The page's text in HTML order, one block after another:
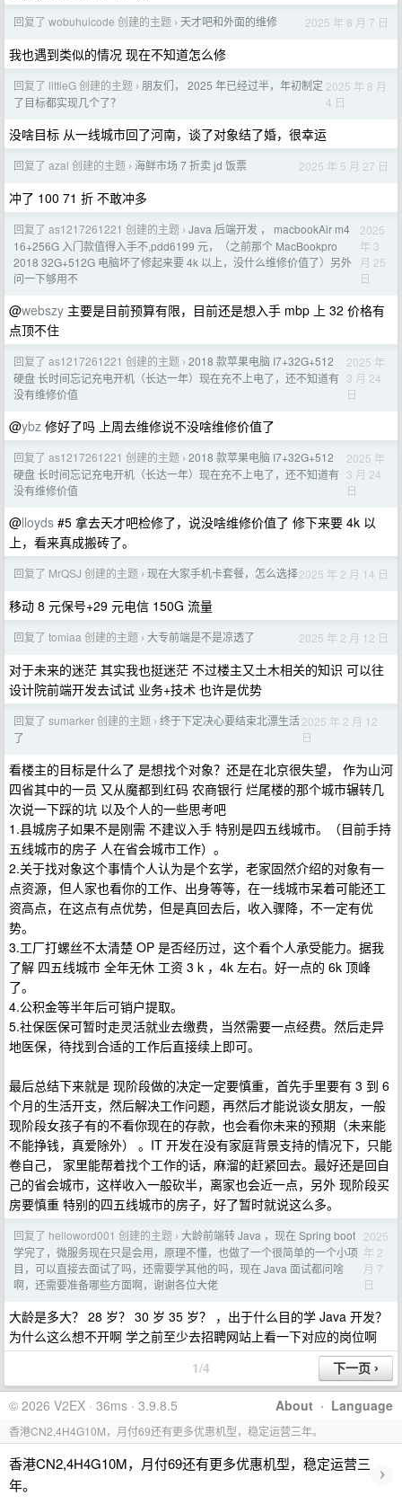
回复了 wobuhuicode 创建的主题 › 天才吧和外面的维修 2025 年 8 月 7 日
我也遇到类似的情况 现在不知道怎么修
回复了 littleG 创建的主题 › 朋友们， 2025 年已经过半，年初制定
了目标都实现几个了？
2025 年 8 月
4 日
没啥目标 从一线城市回了河南，谈了对象结了婚，很幸运
回复了 azal 创建的主题 › 海鲜市场 7 折卖 jd 饭票 2025 年 5 月 27 日
冲了 100 71 折 不敢冲多
回复了 as1217261221 创建的主题 › Java 后端开发 ， macbookAir m4
16+256G 入门款值得入手不,pdd6199 元，（之前那个 MacBookpro
2018 32G+512G 电脑坏了修起来要 4k 以上，没什么维修价值了）另外
问一下够用不
2025
年 3
月 25
日
@webszy 主要是目前预算有限，目前还是想入手 mbp 上 32 价格有
点顶不住
回复了 as1217261221 创建的主题 › 2018 款苹果电脑 I7+32G+512
硬盘 长时间忘记充电开机（长达一年）现在充不上电了，还不知道有
没有维修价值
2025 年
3 月 24
日
@ybz 修好了吗 上周去维修说不没啥维修价值了
回复了 as1217261221 创建的主题 › 2018 款苹果电脑 I7+32G+512
硬盘 长时间忘记充电开机（长达一年）现在充不上电了，还不知道有
没有维修价值
2025 年
3 月 24
日
@lloyds #5 拿去天才吧检修了，说没啥维修价值了 修下来要 4k 以
上，看来真成搬砖了。
回复了 MrQSJ 创建的主题 › 现在大家手机卡套餐，怎么选择2025 年 2 月 14 日
移动 8 元保号+29 元电信 150G 流量
回复了 tomiaa 创建的主题 › 大专前端是不是凉透了 2025 年 2 月 12 日
对于未来的迷茫 其实我也挺迷茫 不过楼主又土木相关的知识 可以往
设计院前端开发去试试 业务+技术 也许是优势
回复了 sumarker 创建的主题 › 终于下定决心要结束北漂生活
了
2025 年 2 月 12
日
看楼主的目标是什么了 是想找个对象？还是在北京很失望， 作为山河
四省其中的一员 又从魔都到红码 农商银行 烂尾楼的那个城市辗转几
次说一下踩的坑 以及个人的一些思考吧
1.县城房子如果不是刚需 不建议入手 特别是四五线城市。（目前手持
五线城市的房子 人在省会城市工作）。
2.关于找对象这个事情个人认为是个玄学，老家固然介绍的对象有一
点资源，但人家也看你的工作、出身等等，在一线城市呆着可能还工
资高点，在这点有点优势，但是真回去后，收入骤降，不一定有优
势。
3.工厂打螺丝不太清楚 OP 是否经历过，这个看个人承受能力。据我
了解 四五线城市 全年无休 工资 3 k ，4k 左右。好一点的 6k 顶峰
了。
4.公积金等半年后可销户提取。
5.社保医保可暂时走灵活就业去缴费，当然需要一点经费。然后走异
地医保，待找到合适的工作后直接续上即可。
最后总结下来就是 现阶段做的决定一定要慎重，首先手里要有 3 到 6
个月的生活开支，然后解决工作问题，再然后才能说谈女朋友，一般
现阶段女孩子有的不看你现在的存款，也会看你未来的预期（未来能
不能挣钱，真爱除外） 。IT 开发在没有家庭背景支持的情况下，只能
卷自己， 家里能帮着找个工作的话，麻溜的赶紧回去。最好还是回自
己的省会城市，这样收入一般砍半，离家也会近一点，另外 现阶段买
房要慎重 特别的四五线城市的房子，好了暂时就说这么多。
回复了 helloword001 创建的主题 › 大龄前端转 Java ，现在 Spring boot
学完了，微服务现在只是会用，原理不懂，也做了一个很简单的一个小项
目，可以直接去面试了吗，还需要学其他的吗，现在 Java 面试都问啥
啊，还需要准备哪些方面啊，谢谢各位大佬
2025
年 2
月 7
日
大龄是多大？ 28 岁？ 30 岁 35 岁？ ，出于什么目的学 Java 开发？
为什么这么想不开啊 学之前至少去招聘网站上看一下对应的岗位啊
1/4
About · Language
© 2026 V2EX · 36ms · 3.9.8.5
香港CN2,4H4G10M，月付69还有更多优惠机型，稳定运营三年。
香港CN2,4H4G10M，月付69还有更多优惠机型，稳定运营三
年。
›